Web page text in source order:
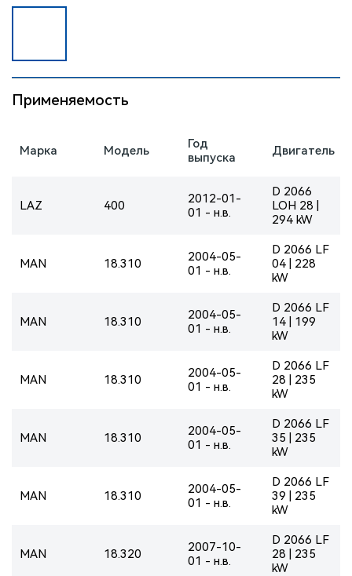
Применяемость
Марка Модель
Год
выпуска
Двигатель
LAZ 400
2012-01-
01 - н.в.
D 2066
LOH 28 |
294 kW
MAN 18.310
2004-05-
01 - н.в.
D 2066 LF
04 | 228
kW
MAN 18.310
2004-05-
01 - н.в.
D 2066 LF
14 | 199
kW
MAN 18.310
2004-05-
01 - н.в.
D 2066 LF
28 | 235
kW
MAN 18.310
2004-05-
01 - н.в.
D 2066 LF
35 | 235
kW
MAN 18.310
2004-05-
01 - н.в.
D 2066 LF
39 | 235
kW
MAN 18.320
2007-10-
01 - н.в.
D 2066 LF
28 | 235
kW